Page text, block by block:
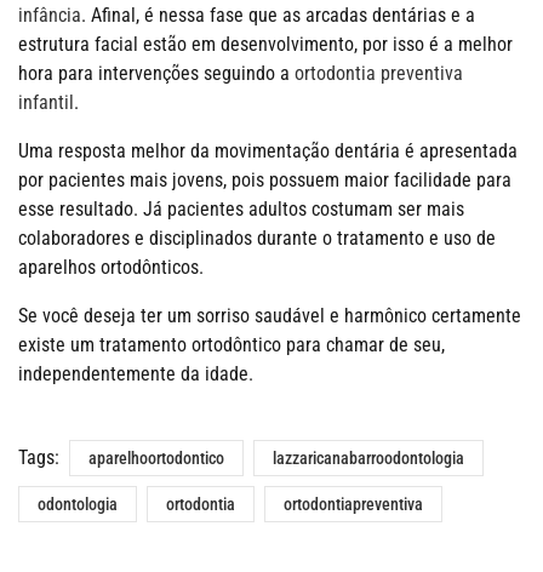
infância. Afinal, é nessa fase que as arcadas dentárias e a
estrutura facial estão em desenvolvimento, por isso é a melhor
hora para intervenções seguindo a ortodontia preventiva
infantil .
Uma resposta melhor da movimentação dentária é apresentada
por pacientes mais jovens, pois possuem maior facilidade para
esse resultado. Já pacientes adultos costumam ser mais
colaboradores e disciplinados durante o tratamento e uso de
aparelhos ortodônticos.
Se você deseja ter um sorriso saudável e harmônico certamente
existe um tratamento ortodôntico para chamar de seu,
independentemente da idade.
Tags: aparelhoortodontico lazzaricanabarroodontologia
odontologia ortodontia ortodontiapreventiva